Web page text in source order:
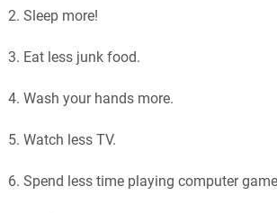
2. Sleep more!
3. Eat less junk food.
4. Wash your hands more.
5. Watch less TV.
6. Spend less time playing computer